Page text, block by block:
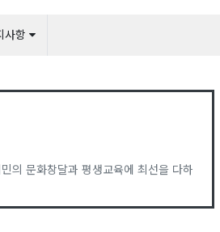
사항
의 문화창달과 평생교육에 최선을 다하